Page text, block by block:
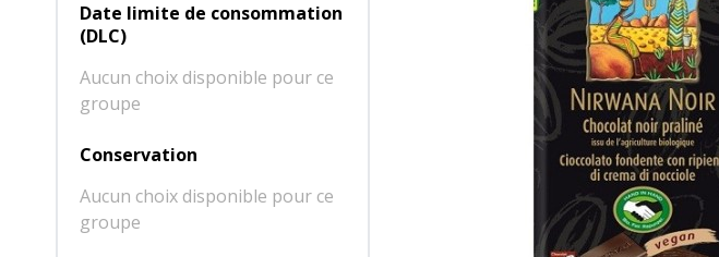
Date limite de consommation
(DLC)
Aucun choix disponible pour ce
groupe
Conservation
Aucun choix disponible pour ce
groupe